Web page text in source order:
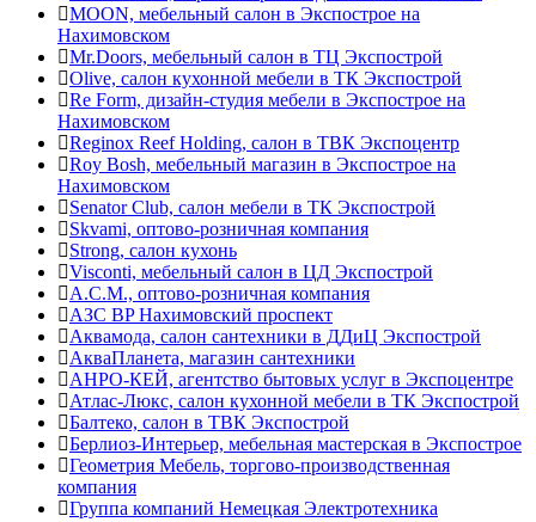
MOON, мебельный салон в Экспострое на
Нахимовском
Mr.Doors, мебельный салон в ТЦ Экспострой
Olive, салон кухонной мебели в ТК Экспострой
Re Form, дизайн-студия мебели в Экспострое на
Нахимовском
Reginox Reef Holding, салон в ТВК Экспоцентр
Roy Bosh, мебельный магазин в Экспострое на
Нахимовском
Senator Club, салон мебели в ТК Экспострой
Skvami, оптово-розничная компания
Strong, салон кухонь
Visconti, мебельный салон в ЦД Экспострой
А.С.М., оптово-розничная компания
АЗС BP Нахимовский проспект
Аквамода, салон сантехники в ДДиЦ Экспострой
АкваПланета, магазин сантехники
АНРО-КЕЙ, агентство бытовых услуг в Экспоцентре
Атлас-Люкс, салон кухонной мебели в ТК Экспострой
Балтеко, салон в ТВК Экспострой
Берлиоз-Интерьер, мебельная мастерская в Экспострое
Геометрия Мебель, торгово-производственная
компания
Группа компаний Немецкая Электротехника